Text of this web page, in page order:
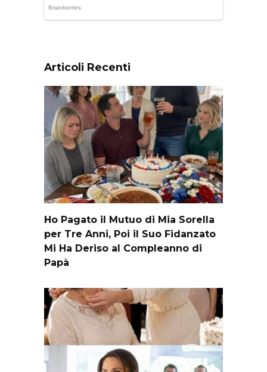
Articoli Recenti
Ho Pagato il Mutuo di Mia Sorella
per Tre Anni, Poi il Suo Fidanzato
Mi Ha Deriso al Compleanno di
Papà